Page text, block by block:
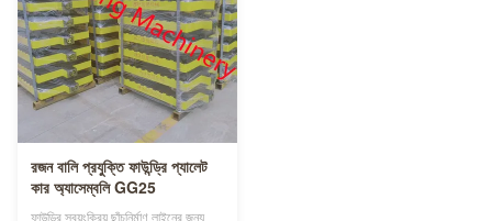
রজন বালি প্রযুক্তি ফাউন্ড্রি প্যালেট
কার অ্যাসেম্বলি GG25
ফাউন্ড্রি স্বয়ংক্রিয় ছাঁচনির্মাণ লাইনের জন্য